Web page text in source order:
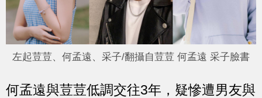
左起荳荳、何孟遠、采子/翻攝自荳荳 何孟遠 采子臉書
何孟遠與荳荳低調交往3年，疑慘遭男友與